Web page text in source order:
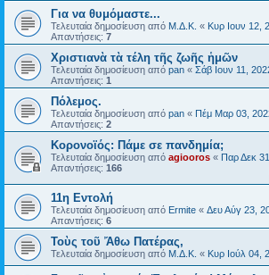
Για να θυμόμαστε...
Τελευταία δημοσίευση από Μ.Δ.Κ. « Κυρ Ιουν 12,
Απαντήσεις: 7
Χριστιανὰ τὰ τέλη τῆς ζωῆς ἡμῶν
Τελευταία δημοσίευση από pan « Σάβ Ιουν 11,
Απαντήσεις: 1
Πόλεμος.
Τελευταία δημοσίευση από pan « Πέμ Μαρ 03,
Απαντήσεις: 2
Κορονοϊός: Πάμε σε πανδημία;
Τελευταία δημοσίευση από agiooros « Παρ Δεκ
Απαντήσεις: 166
11η Εντολή
Τελευταία δημοσίευση από Ermite « Δευ Αύγ 23,
Απαντήσεις: 6
Τοὺς τοῦ Ἄθω Πατέρας,
Τελευταία δημοσίευση από Μ.Δ.Κ. « Κυρ Ιούλ 04,